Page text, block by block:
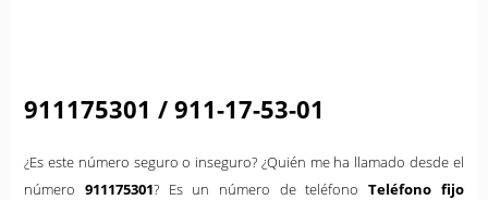
911175301 / 911-17-53-01
¿Es este número seguro o inseguro? ¿Quién me ha llamado desde el
número911175301? Es un número de teléfono Teléfono fijo